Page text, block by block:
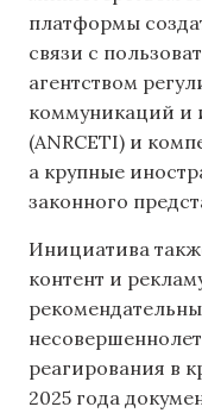
платформы
связи с
агентством
коммуникаций и
(ANRCETI) и
а крупные
законного
Инициатива
контент и
реагирования в
2025 года